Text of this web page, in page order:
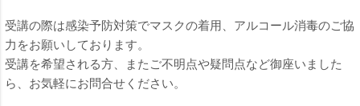
受講の際は感染予防対策でマスクの着用、アルコール消毒のご協
力をお願いしております。
受講を希望される方、またご不明点や疑問点など御座いました
ら、お気軽にお問合せください。